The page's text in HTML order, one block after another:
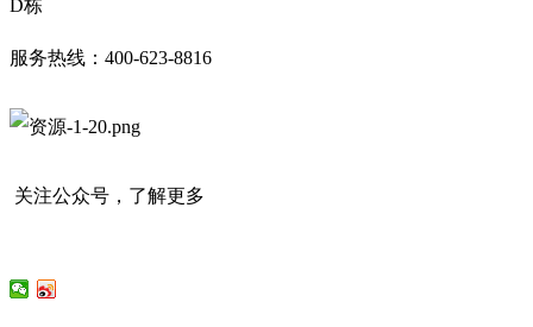
D栋
服务热线：400-623-8816
关注公众号，了解更多